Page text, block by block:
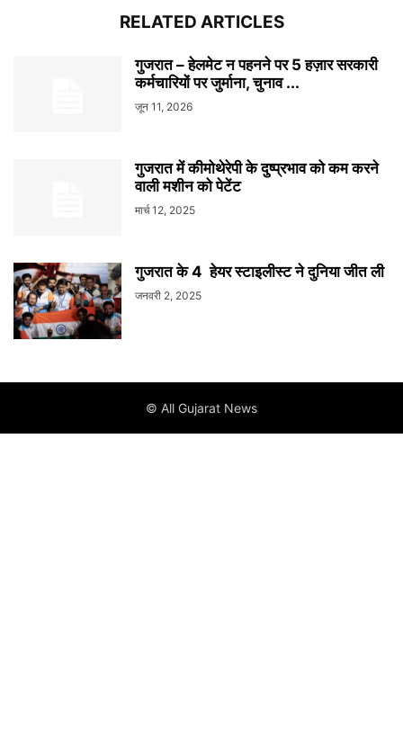
RELATED ARTICLES
गुजरात – हेलमेट न पहनने पर 5 हज़ार सरकारी
कर्मचारियों पर जुर्माना, चुनाव ...
जून 11, 2026
गुजरात में कीमोथेरेपी के दुष्प्रभाव को कम करने
वाली मशीन को पेटेंट
मार्च 12, 2025
गुजरात के 4 हेयर स्टाइलीस्ट ने दुनिया जीत ली
जनवरी 2, 2025
© All Gujarat News